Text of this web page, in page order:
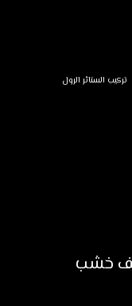
تركيب الستائر الرول
خشب